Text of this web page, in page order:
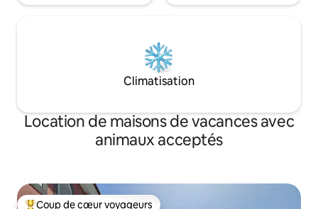
Climatisation
Location de maisons de vacances avec
animaux acceptés
Coup de cœur voyageurs